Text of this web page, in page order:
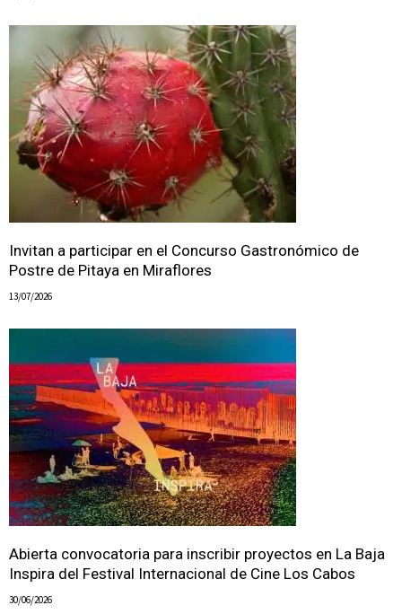
Invitan a participar en el Concurso Gastronómico de
Postre de Pitaya en Miraflores
13/07/2026
Abierta convocatoria para inscribir proyectos en La Baja
Inspira del Festival Internacional de Cine Los Cabos
30/06/2026